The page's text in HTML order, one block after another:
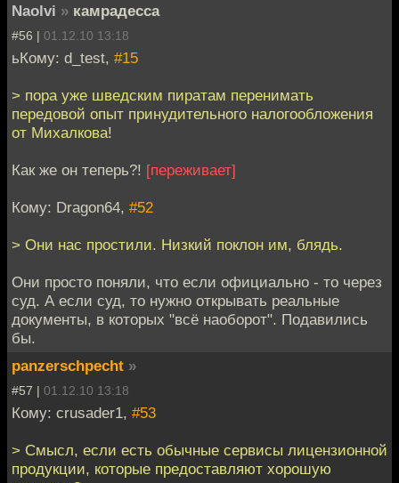
Naolvi » камрадесса
#56 | 01.12.10 13:18
ьКому: d_test, #15
> пора уже шведским пиратам перенимать
передовой опыт принудительного налогообложения
от Михалкова!
Как же он теперь?! [переживает]
Кому: Dragon64, #52
> Они нас простили. Низкий поклон им, блядь.
Они просто поняли, что если официально - то через
суд. А если суд, то нужно открывать реальные
документы, в которых "всё наоборот". Подавились
бы.
panzerschpecht »
#57 | 01.12.10 13:18
Кому: crusader1, #53
> Смысл, если есть обычные сервисы лицензионной
продукции, которые предоставляют хорошую